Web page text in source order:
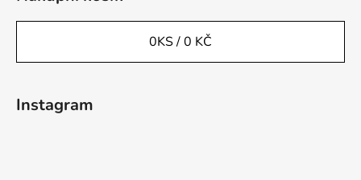
0KS /0 KČ
Instagram